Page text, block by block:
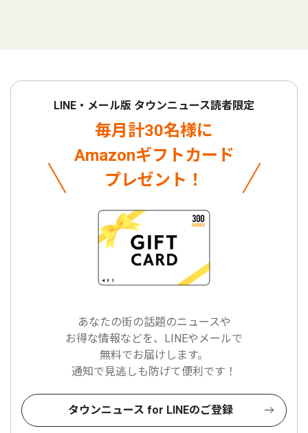
LINE・メール版 タウンニュース読者限定
毎月計30名様に
Amazonギフトカード
プレゼント！
あなたの街の話題のニュースや
お得な情報などを、LINEやメールで
無料でお届けします。
通知で見逃しも防げて便利です！
タウンニュース for LINEのご登録